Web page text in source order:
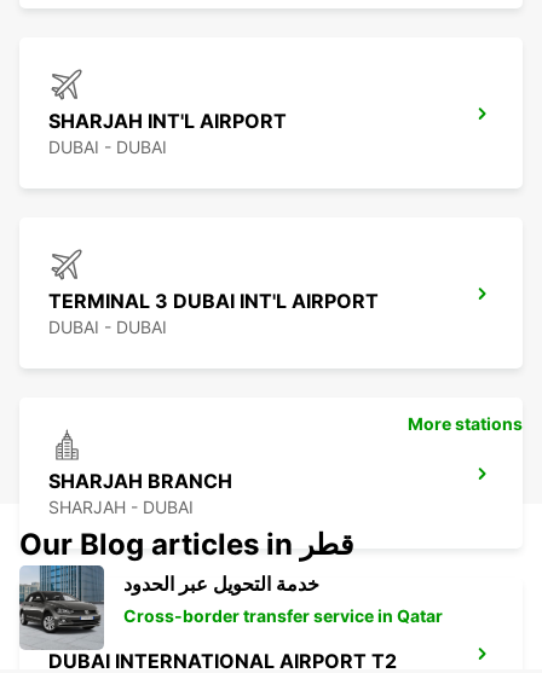
SHARJAH INT'L AIRPORT
DUBAI - DUBAI
TERMINAL 3 DUBAI INT'L AIRPORT
DUBAI - DUBAI
SHARJAH BRANCH
SHARJAH - DUBAI
DUBAI INTERNATIONAL AIRPORT T2
More stations
Our Blog articles in قطر
خدمة التحويل عبر الحدود
Cross-border transfer service in Qatar